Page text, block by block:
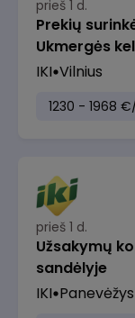
prieš 1 d.
Prekių
Ukmergės
IKI Vilnius
1230 - 1968
prieš 1 d.
Užsakymų
sandėlyje
IKI Panevėžys